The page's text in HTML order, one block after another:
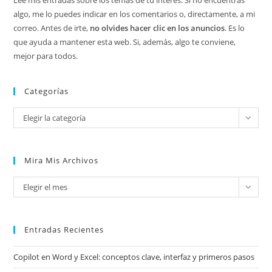
algo, me lo puedes indicar en los comentarios o, directamente, a mi
correo. Antes de irte, no olvides hacer clic en los anuncios. Es lo
que ayuda a mantener esta web. Si, además, algo te conviene,
mejor para todos.
Categorías
Categorías
Elegir la categoría
Mira Mis Archivos
Mira
mis
Elegir el mes
Entradas Recientes
Copilot en Word y Excel: conceptos clave, interfaz y primeros pasos